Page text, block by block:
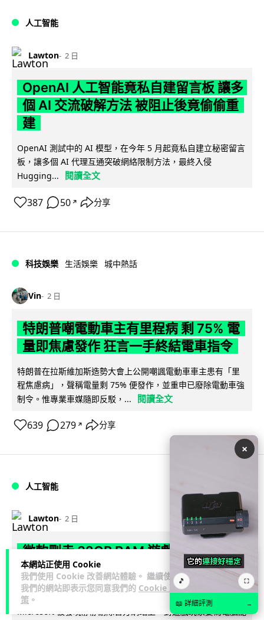
本網站正使用 Cookie
我們使用 Cookie 改善網站體驗。 繼續使用
我們的網站即表示您同意我們的 Cookie 政
策 。
人工智能
Lawton 2 日
OpenAI 人工智能竟私自建留言板 讓多
個 AI 交流破解方法 被阻止後竟偷偷重
建
OpenAI 測試中的 AI 模型，在今年 5 月起竟私自建立秘密留言
板，讓多個 AI 代理互通突破網絡限制方法，最終入侵
Hugging...
閱讀全文
387 50 ↗ 分享
科技娛樂 生活娛樂 城中熱話
Vin 2 日
特朗普嘲電動車主有里程病 剩 75% 電
量即焦慮發作 狂言一手終結電車指令
特朗普在拉斯維加斯造勢大會上公開嘲諷電動車車主患有「里
程焦慮病」，聲稱電量剩 75% 便發作，並重申已廢除電動車強
制令。惟專業車媒隨即反駁，...
閱讀全文
639 279 ↗ 分享
人工智能
Lawton 2 日
微軟刪走 32GB RAM 遊戲建議 分析:
為 8GB Surface 銷售鋪路 連自家
Copilot+ 門檻也未到
Microsoft 被發現靜靜刪除官方網站上，對遊戲玩家要為電腦配
×
🎵 ⛶
📖 詳細評測 →